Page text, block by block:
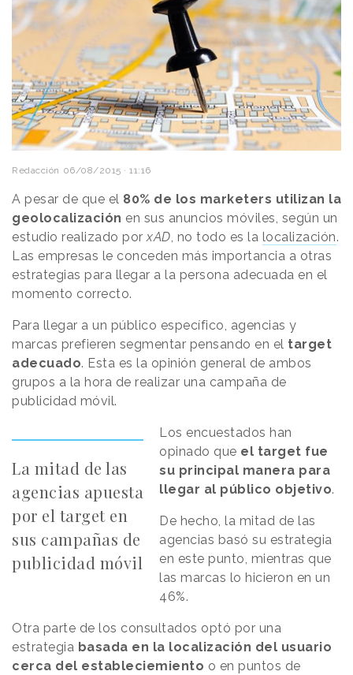
Redacción 06/08/2015 · 11:16
A pesar de que el 80% de los marketers utilizan la
geolocalización en sus anuncios móviles, según un
estudio realizado porxAD, no todo es la localización.
Las empresas le conceden más importancia a otras
estrategias para llegar a la persona adecuada en el
momento correcto.
Para llegar a un público específico, agencias y
marcas prefieren segmentar pensando en el target
adecuado. Esta es la opinión general de ambos
grupos a la hora de realizar una campaña de
publicidad móvil.
La mitad de las
agencias apuesta
por el target en
sus campañas de
publicidad móvil
Los encuestados han
opinado que el target fue
su principal manera para
llegar al público objetivo.
De hecho, la mitad de las
agencias basó su estrategia
en este punto, mientras que
las marcas lo hicieron en un
46%.
Otra parte de los consultados optó por una
estrategia basada en la localización del usuario
cerca del estableciemiento o en puntos de